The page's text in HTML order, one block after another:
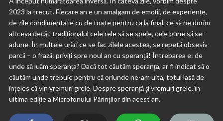
2023 la trecut. Fiecare an e un amalgam de emoții, de experiențe,
de zile condimentate cu de toate pentru ca la final, ce să ne dorim
altceva decât tradiționalul cele rele să se spele, cele bune să se-
adune. În multele urări ce se fac zilele acestea, se repetă obsesiv
parcă – o frază: priviți spre noul an cu speranță! Întrebarea e: de
unde să luăm speranța? Dacă tot căutăm speranța, ar fi indicat să o
căutăm unde trebuie pentru că oriunde ne-am uita, totul lasă de
înțeles că vin vremuri grele. Despre speranță și vremuri grele, în
ultima ediție a Microfonului Părinților din acest an.